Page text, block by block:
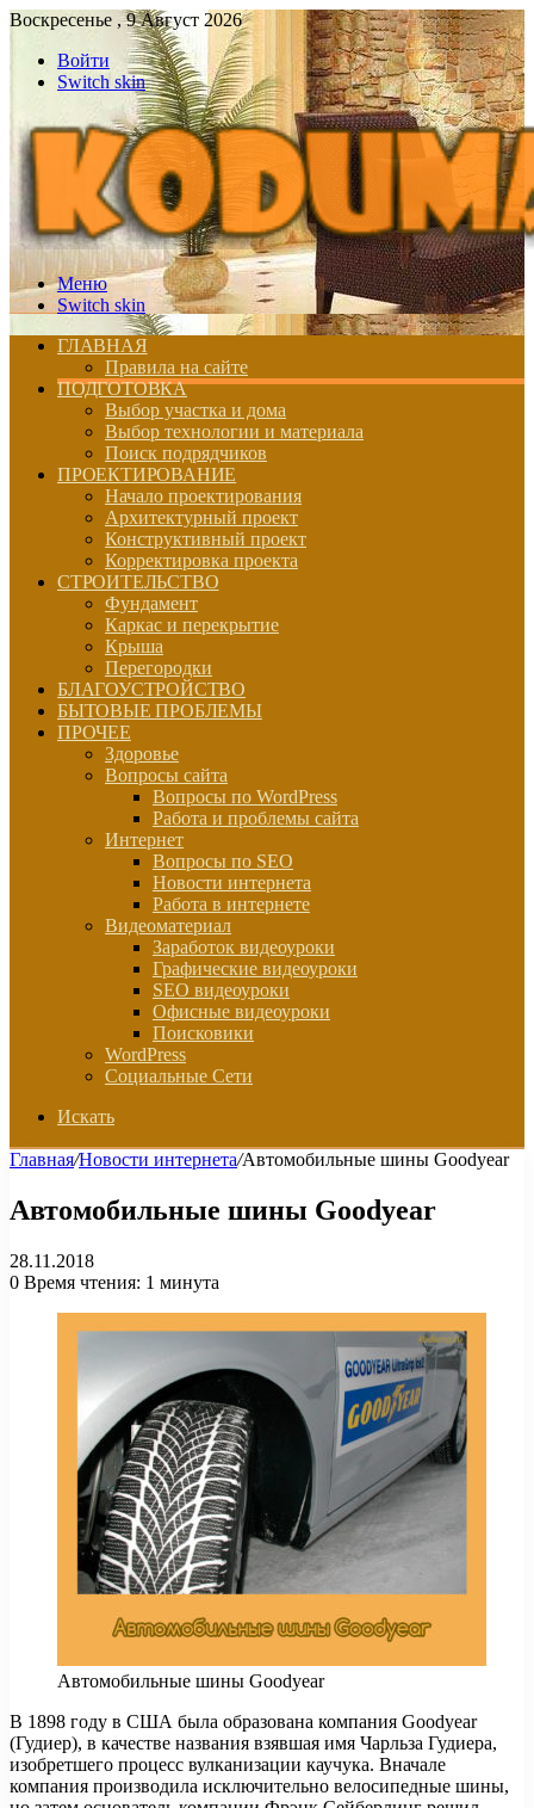
Воскресенье , 9 Август 2026
Войти
Switch skin
Меню
Switch skin
ГЛАВНАЯ
Правила на сайте
ПОДГОТОВКА
Выбор участка и дома
Выбор технологии и материала
Поиск подрядчиков
ПРОЕКТИРОВАНИЕ
Начало проектирования
Архитектурный проект
Конструктивный проект
Корректировка проекта
СТРОИТЕЛЬСТВО
Фундамент
Каркас и перекрытие
Крыша
Перегородки
БЛАГОУСТРОЙСТВО
БЫТОВЫЕ ПРОБЛЕМЫ
ПРОЧЕЕ
Здоровье
Вопросы сайта
Вопросы по WordPress
Работа и проблемы сайта
Интернет
Вопросы по SEO
Новости интернета
Работа в интернете
Видеоматериал
Заработок видеоуроки
Графические видеоуроки
SEO видеоуроки
Офисные видеоуроки
Поисковики
WordPress
Социальные Сети
Искать
Главная/Новости интернета/Автомобильные шины Goodyear
Автомобильные шины Goodyear
28.11.2018
0 Время чтения: 1 минута
Автомобильные шины Goodyear
В 1898 году в США была образована компания Goodyear
(Гудиер), в качестве названия взявшая имя Чарльза Гудиера,
изобретшего процесс вулканизации каучука. Вначале
компания производила исключительно велосипедные шины,